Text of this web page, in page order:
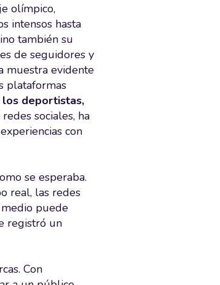
olímpico,
intensos hasta
también su
de seguidores y
muestra evidente
plataformas
los deportistas,
sociales, ha
con
se esperaba.
real, las redes
puede
registró un
Con